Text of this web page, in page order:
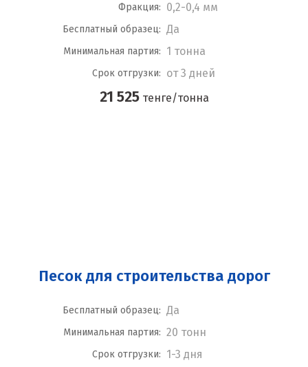
Фракция: 0,2-0,4 мм
Бесплатный образец: Да
Минимальная партия: 1 тонна
Срок отгрузки: от 3 дней
21 525тенге/тонна
Песок для строительства дорог
Бесплатный образец: Да
Минимальная партия: 20 тонн
Срок отгрузки: 1-3 дня